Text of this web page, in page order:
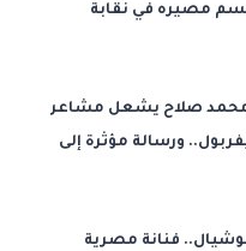
مصيره في نقابة
محمد صلاح يشعل مشاعر
ورسالة مؤثرة إلى
فنانة مصرية